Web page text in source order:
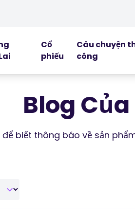
Cổ
phiếu
Câu chuyện
công
Blog
biết thông báo về sản